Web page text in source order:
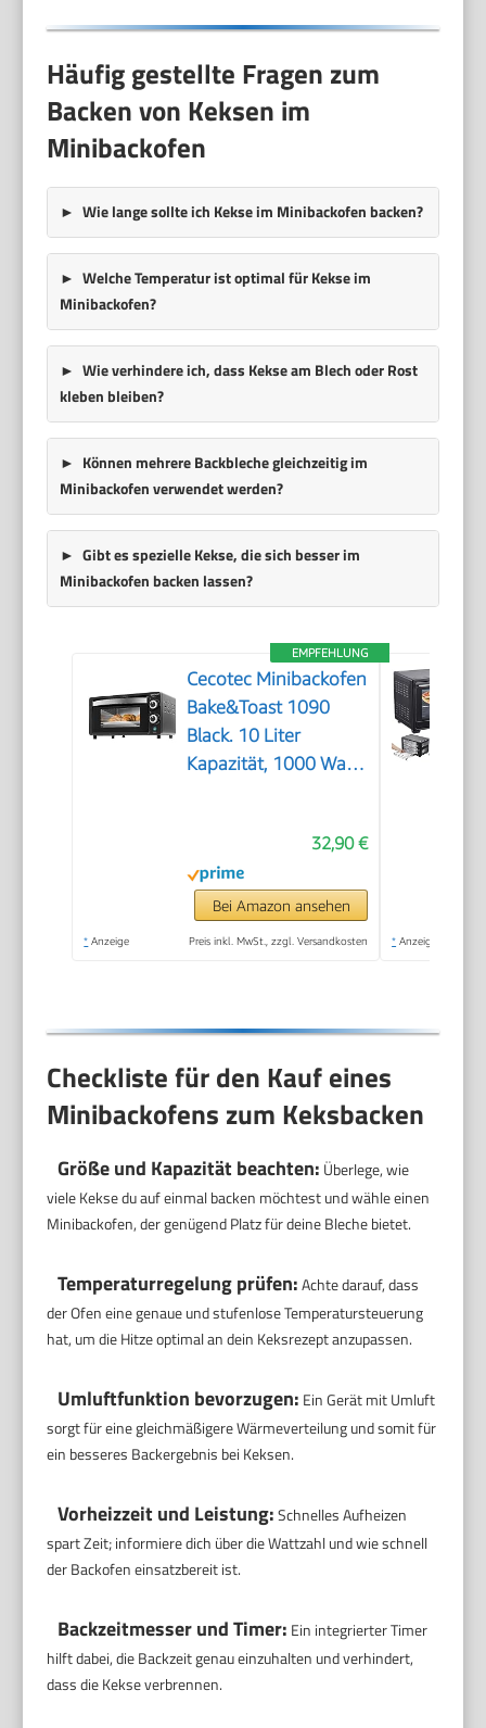
Häufig gestellte Fragen zum
Backen von Keksen im
Minibackofen
Wie lange sollte ich Kekse im Minibackofen backen?
Welche Temperatur ist optimal für Kekse im
Minibackofen?
Wie verhindere ich, dass Kekse am Blech oder Rost
kleben bleiben?
Können mehrere Backbleche gleichzeitig im
Minibackofen verwendet werden?
Gibt es spezielle Kekse, die sich besser im
Minibackofen backen lassen?
EMPFEHLUNG
Cecotec Minibackofen
Bake&Toast 1090
Black. 10 Liter
Kapazität, 1000 Watt
Minuten-Timer,
Doppelglastür und
Quarzheizelemente
32,90 €
Bei Amazon ansehen
* Anzeige Preis inkl. MwSt., zzgl. Versandkosten * Anzeige
Checkliste für den Kauf eines
Minibackofens zum Keksbacken
Größe und Kapazität beachten: Überlege, wie
viele Kekse du auf einmal backen möchtest und wähle einen
Minibackofen, der genügend Platz für deine Bleche bietet.
Temperaturregelung prüfen:Achte darauf, dass
der Ofen eine genaue und stufenlose Temperatursteuerung
hat, um die Hitze optimal an dein Keksrezept anzupassen.
Umluftfunktion bevorzugen: Ein Gerät mit Umluft
sorgt für eine gleichmäßigere Wärmeverteilung und somit für
ein besseres Backergebnis bei Keksen.
Vorheizzeit und Leistung:Schnelles Aufheizen
spart Zeit; informiere dich über die Wattzahl und wie schnell
der Backofen einsatzbereit ist.
Backzeitmesser und Timer: Ein integrierter Timer
hilft dabei, die Backzeit genau einzuhalten und verhindert,
dass die Kekse verbrennen.